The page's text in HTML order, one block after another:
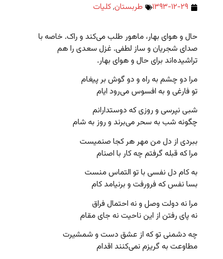
۱۳۹۳-۱۲-۲۹ طربستان,کلیات
حال و هوای بهار، ماهور طلب می‌کند و راک. خاصه با
صدای شجریان و ساز لطفی. غزل سعدی را هم
تراشیده‌اند برای حال و هوای بهار.
مرا دو چشم به راه و دو گوش بر پیغام
تو فارغی و به افسوس می‌رود ایام
شبی نپرسی و روزی که دوستدارانم
چگونه شب به سحر می‌برند و روز به شام
ببردی از دل من مهر هر کجا صنمیست
مرا که قبله گرفتم چه کار با اصنام
به کام دل نفسی با تو التماس منست
بسا نفس که فرورفت و برنیامد کام
مرا نه دولت وصل و نه احتمال فراق
نه پای رفتن از این ناحیت نه جای مقام
چه دشمنی تو که از عشق دست و شمشیرت
مطاوعت به گریزم نمی‌کنند اقدام